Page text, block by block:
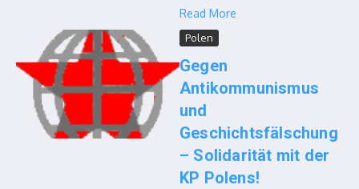
Read More
Polen
Gegen
Antikommunismus
und
Geschichtsfälschung
– Solidarität mit der
KP Polens!